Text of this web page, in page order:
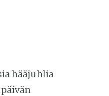
hääjuhlia